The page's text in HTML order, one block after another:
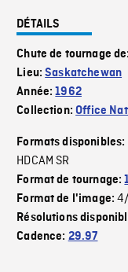
DÉTAILS
Chute de tournage de:
Lieu:Saskatchewan
Année:1962
Collection:Office
Formats disponibles:
HDCAM SR
Format de tournage:
Format de l'image:
Résolutions
Cadence: 29.97